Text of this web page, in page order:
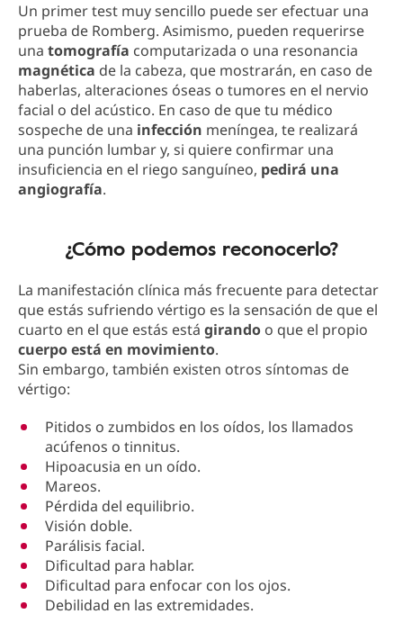
Un primer test muy sencillo puede ser efectuar una
prueba de Romberg. Asimismo, pueden requerirse
una tomografía computarizada o una resonancia
magnética de la cabeza, que mostrarán, en caso de
haberlas, alteraciones óseas o tumores en el nervio
facial o del acústico. En caso de que tu médico
sospeche de una infección meníngea, te realizará
una punción lumbar y, si quiere confirmar una
insuficiencia en el riego sanguíneo, pedirá una
angiografía.
¿Cómo podemos reconocerlo?
La manifestación clínica más frecuente para detectar
que estás sufriendo vértigo es la sensación de que el
cuarto en el que estás está girando o que el propio
cuerpo está en movimiento.
Sin embargo, también existen otros síntomas de
vértigo:
Pitidos o zumbidos en los oídos, los llamados
acúfenos o tinnitus.
Hipoacusia en un oído.
Mareos.
Pérdida del equilibrio.
Visión doble.
Parálisis facial.
Dificultad para hablar.
Dificultad para enfocar con los ojos.
Debilidad en las extremidades.